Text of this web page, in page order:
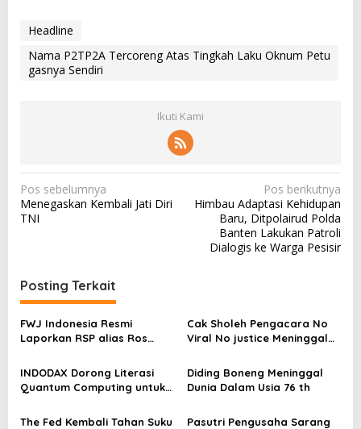
Headline
Nama P2TP2A Tercoreng Atas Tingkah Laku Oknum Petu
gasnya Sendiri
Ikuti Kami
N
a
g
a
s
i
p
o
s
Pos sebelumnya
Menegaskan Kembali Jati Diri
TNI
Pos berikutnya
Himbau Adaptasi Kehidupan
Baru, Ditpolairud Polda
Banten Lakukan Patroli
Dialogis ke Warga Pesisir
Posting Terkait
FWJ Indonesia Resmi
Laporkan RSP alias Ros
Cak Sholeh Pengacara No
Viral No justice Meninggal
INDODAX Dorong Literasi
Quantum Computing untuk
Blockchain
Diding Boneng Meninggal
Dunia Dalam Usia 76 th
The Fed Kembali Tahan Suku
Pasutri Pengusaha Sarang